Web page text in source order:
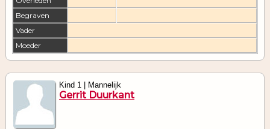
Begraven
Vader
Moeder
Kind 1 | Mannelijk
Gerrit Duurkant